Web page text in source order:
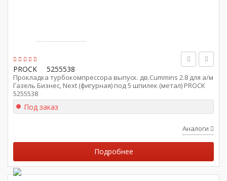
PROCK 5255538
Прокладка турбокомпрессора выпуск. дв.Cummins 2.8 для а/м
Газель Бизнес, Next (фигурная) под 5 шпилек (метал) PROCK
5255538
Под заказ
Аналоги
Подробнее